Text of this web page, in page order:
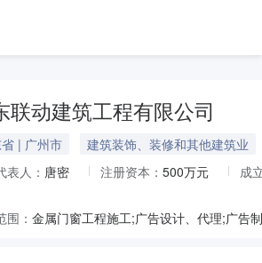
联动建筑工程有限公司
| 广州市
建筑装饰、装修和其他建筑业
表人： 唐密 注册资本： 500万元 成
围：